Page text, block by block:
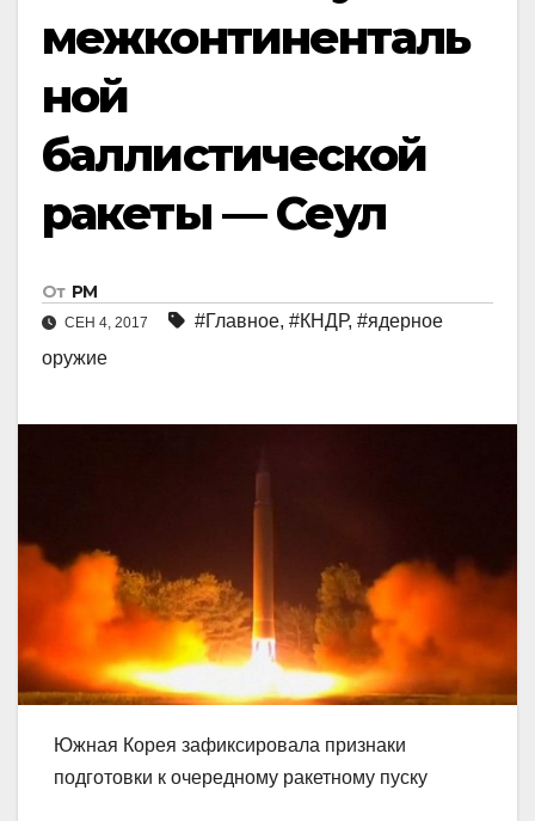
межконтиненталь
ной
баллистической
ракеты — Сеул
От РМ
СЕН 4, 2017 #Главное, #КНДР, #ядерное
оружие
Южная Корея зафиксировала признаки
подготовки к очередному ракетному пуску